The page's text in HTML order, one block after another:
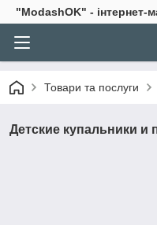
"ModashOK" - інтернет-
Товари та послуги
Детские купальники и